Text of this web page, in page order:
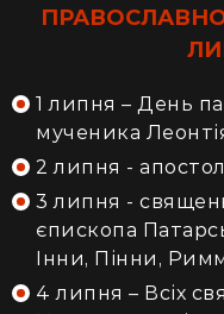
1 липня – День
мученика
2 липня -
3 липня -
єпископа
Інни, Пінни,
4 липня – Всіх